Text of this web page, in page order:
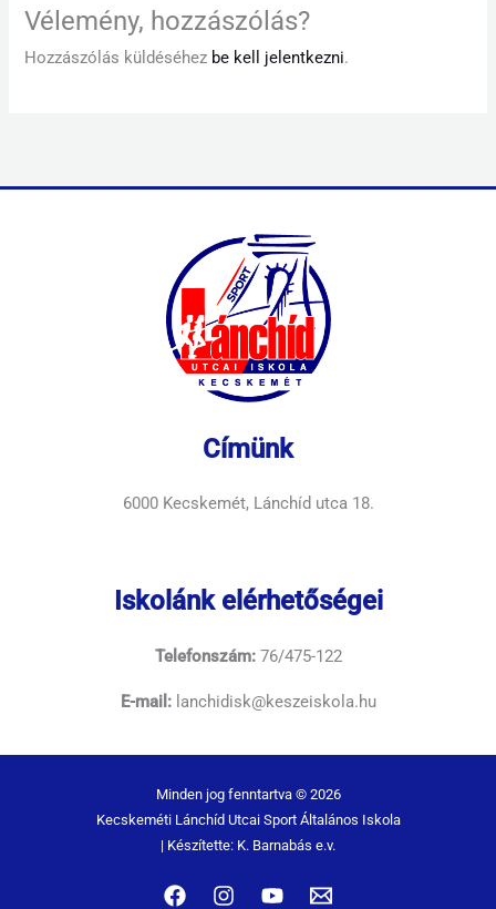
Vélemény, hozzászólás?
Hozzászólás küldéséhez be kell jelentkezni.
Címünk
6000 Kecskemét, Lánchíd utca 18.
Iskolánk elérhetőségei
Telefonszám:76/475-122
E-mail:lanchidisk@keszeiskola.hu
Minden jog fenntartva © 2026
Kecskeméti Lánchíd Utcai Sport Általános Iskola
| Készítette: K. Barnabás e.v.